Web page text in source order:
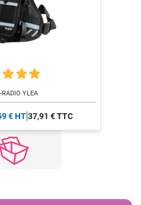
RADIO YLEA
€ HT37,91 € TTC